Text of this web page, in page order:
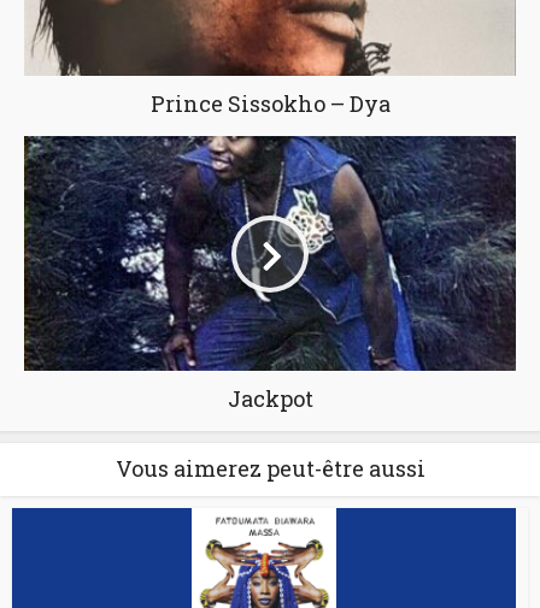
Prince Sissokho – Dya
Jackpot
Vous aimerez peut-être aussi